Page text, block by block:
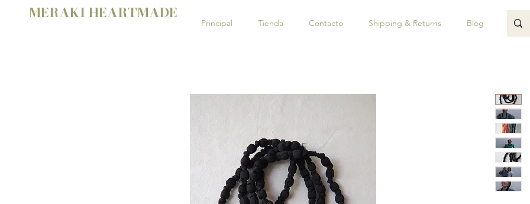
MERAKI HEARTMADE
Principal Tienda Contacto Shipping & Returns Blog